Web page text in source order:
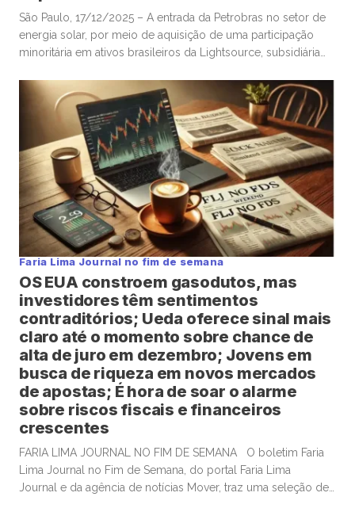
São Paulo, 17/12/2025 – A entrada da Petrobras no setor de
energia solar, por meio de aquisição de uma participação
minoritária em ativos brasileiros da Lightsource, subsidiária
Prates, ex-CEO da estatal, que citou “risco de confundir
transição energética com má alocação de capital”. A
Petrobras […]
Faria Lima Journal no fim de semana
OS EUA constroem gasodutos, mas
investidores têm sentimentos
contraditórios; Ueda oferece sinal mais
claro até o momento sobre chance de
alta de juro em dezembro; Jovens em
busca de riqueza em novos mercados
de apostas; É hora de soar o alarme
sobre riscos fiscais e financeiros
crescentes
FARIA LIMA JOURNAL NO FIM DE SEMANA O boletim Faria
Lima Journal no Fim de Semana, do portal Faria Lima
Journal e da agência de notícias Mover, traz uma seleção de